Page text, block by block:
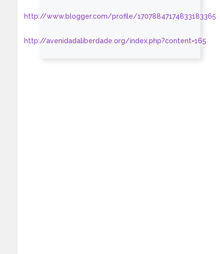
http://www.blogger.com/profile/17078847174833183365
http://avenidadaliberdade.org/index.php?content=165